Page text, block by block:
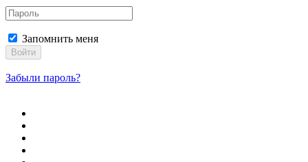
Запомнить меня
Войти
Забыли пароль?